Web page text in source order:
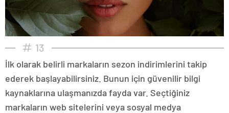
13
İlk olarak belirli markaların sezon indirimlerini takip
ederek başlayabilirsiniz. Bunun için güvenilir bilgi
kaynaklarına ulaşmanızda fayda var. Seçtiğiniz
markaların web sitelerini veya sosyal medya